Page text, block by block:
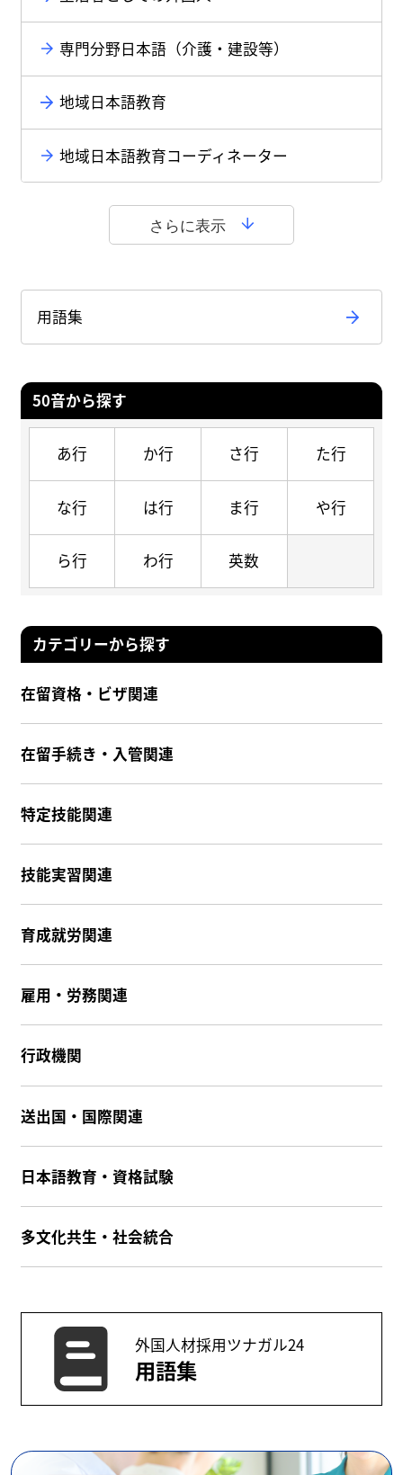
専門分野日本語（介護・建設等）
地域日本語教育
地域日本語教育コーディネーター
さらに表示
用語集
50音から探す
あ行 か行 さ行 た行
な行 は行 ま行 や行
ら行 わ行 英数
カテゴリーから探す
在留資格・ビザ関連
在留手続き・入管関連
特定技能関連
技能実習関連
育成就労関連
雇用・労務関連
行政機関
送出国・国際関連
日本語教育・資格試験
多文化共生・社会統合
外国人材採用ツナガル24
用語集